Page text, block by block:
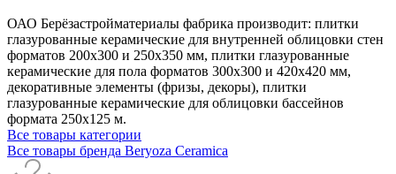
ОАО Берёзастройматериалы фабрика производит: плитки
глазурованные керамические для внутренней облицовки стен
форматов 200х300 и 250х350 мм, плитки глазурованные
керамические для пола форматов 300х300 и 420х420 мм,
декоративные элементы (фризы, декоры), плитки
глазурованные керамические для облицовки бассейнов
формата 250х125 м.
Все товары категории
Все товары бренда Beryoza Ceramica